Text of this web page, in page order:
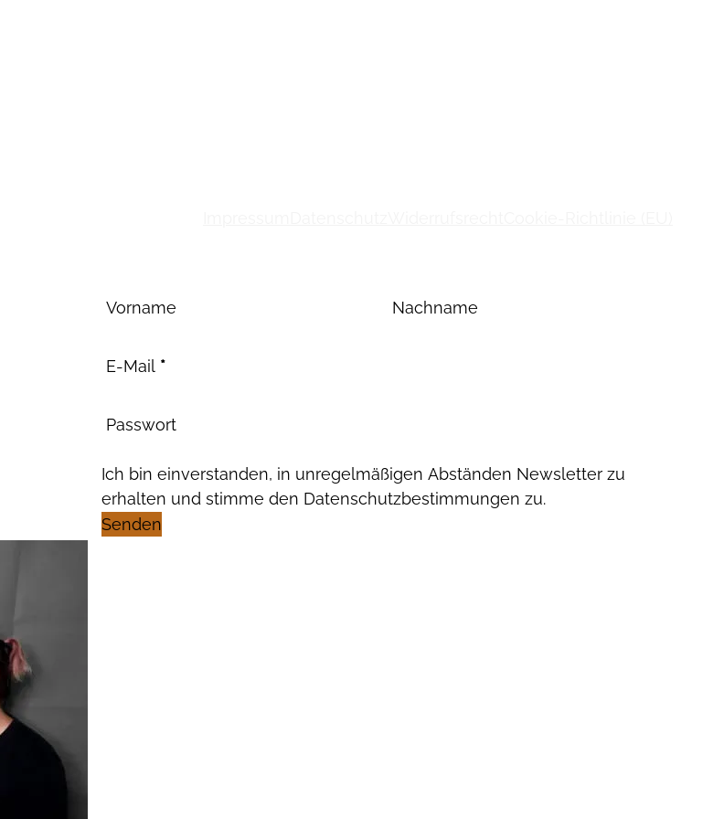
Vorname Nachname
E-Mail *
Passwort
Ich bin einverstanden, in unregelmäßigen Abständen Newsletter zu
erhalten und stimme den Datenschutzbestimmungen zu.
Senden